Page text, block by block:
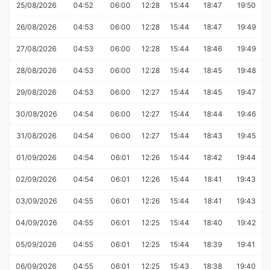
25/08/2026 04:52 06:00 12:28 15:44 18:47 19:50
26/08/2026 04:53 06:00 12:28 15:44 18:47 19:49
27/08/2026 04:53 06:00 12:28 15:44 18:46 19:49
28/08/2026 04:53 06:00 12:28 15:44 18:45 19:48
29/08/2026 04:53 06:00 12:27 15:44 18:45 19:47
30/08/2026 04:54 06:00 12:27 15:44 18:44 19:46
31/08/2026 04:54 06:00 12:27 15:44 18:43 19:45
01/09/2026 04:54 06:01 12:26 15:44 18:42 19:44
02/09/2026 04:54 06:01 12:26 15:44 18:41 19:43
03/09/2026 04:55 06:01 12:26 15:44 18:41 19:43
04/09/2026 04:55 06:01 12:25 15:44 18:40 19:42
05/09/2026 04:55 06:01 12:25 15:44 18:39 19:41
06/09/2026 04:55 06:01 12:25 15:43 18:38 19:40